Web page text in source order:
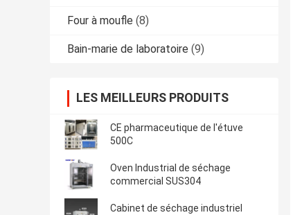
Four à moufle (8)
Bain-marie de laboratoire (9)
LES MEILLEURS PRODUITS
CE pharmaceutique de l'étuve
500C
Oven Industrial de séchage
commercial SUS304
Cabinet de séchage industriel